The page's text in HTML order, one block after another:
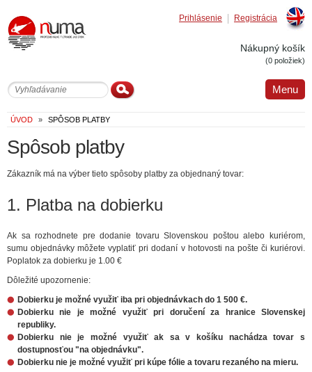
Registrácia
Prihlásenie
Nákupný košík
(0 položiek)
Menu
ÚVOD » SPÔSOB PLATBY
Spôsob platby
Zákazník má na výber tieto spôsoby platby za objednaný tovar:
1. Platba na dobierku
Ak sa rozhodnete pre dodanie tovaru Slovenskou poštou alebo kuriérom,
sumu objednávky môžete vyplatiť pri dodaní v hotovosti na pošte či kuriérovi.
Poplatok za dobierku je 1.00 €
Dôležité upozornenie:
Dobierku je možné využiť iba pri objednávkach do 1 500 €.
Dobierku nie je možné využiť pri doručení za hranice Slovenskej
republiky.
Dobierku nie je možné využiť ak sa v košíku nachádza tovar s
dostupnosťou "na objednávku".
Dobierku nie je možné využiť pri kúpe fólie a tovaru rezaného na mieru.